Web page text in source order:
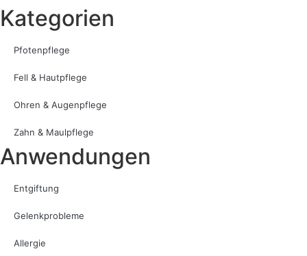
Kategorien
Pfotenpflege
Fell & Hautpflege
Ohren & Augenpflege
Zahn & Maulpflege
Anwendungen
Entgiftung
Gelenkprobleme
Allergie